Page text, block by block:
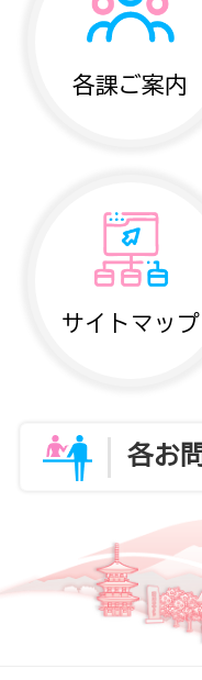
各課ご案内
サイトマップ
各お